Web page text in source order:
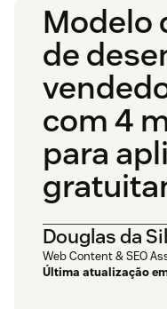
Modelo
de
com 4
para
Douglas da
Web Content & SEO
Última atualização